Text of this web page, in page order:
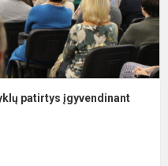
patirtys įgyvendinant